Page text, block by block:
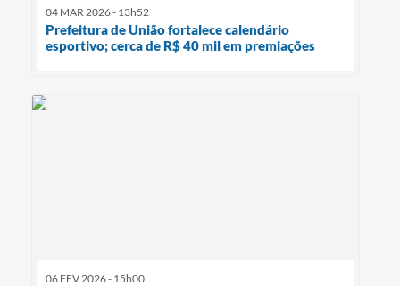
04 MAR 2026 - 13h52
Prefeitura de União fortalece calendário
esportivo; cerca de R$ 40 mil em premiações
06 FEV 2026 - 15h00